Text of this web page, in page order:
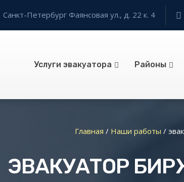
Санкт-Петербург Фаянсовая ул., д. 22 к. 4
Услуги эвакуатора Районы
Главная / Наши работы /
ЭВАКУАТОР